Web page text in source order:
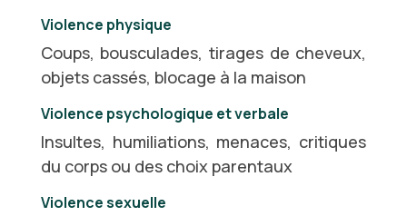
Violence physique
Coups, bousculades, tirages de cheveux,
objets cassés, blocage à la maison
Violence psychologique et verbale
Insultes, humiliations, menaces, critiques
du corps ou des choix parentaux
Violence sexuelle